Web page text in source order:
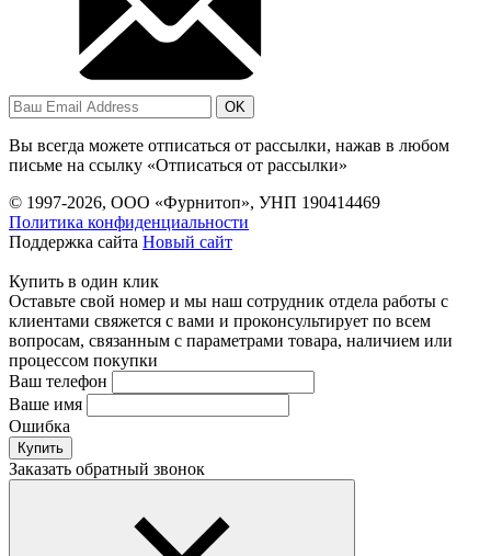
OK
Вы всегда можете отписаться от рассылки, нажав в любом
письме на ссылку «Отписаться от рассылки»
© 1997-2026, OOO «Фурнитоп», УНП 190414469
Политика конфиденциальности
Поддержка сайта Новый сайт
Купить в один клик
Оставьте свой номер и мы наш сотрудник отдела работы с
клиентами свяжется с вами и проконсультирует по всем
вопросам, связанным с параметрами товара, наличием или
процессом покупки
Ваш телефон
Ваше имя
Ошибка
Купить
Заказать обратный звонок